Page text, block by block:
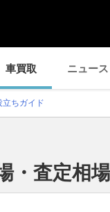
車買取 ニュース
立ちガイド
・査定相場